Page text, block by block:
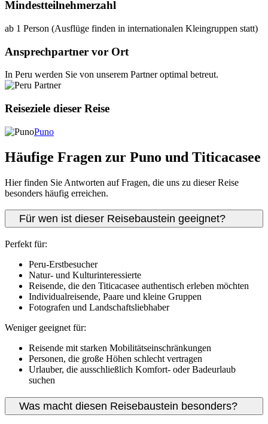
Mindestteilnehmerzahl
ab 1 Person (Ausflüge finden in internationalen Kleingruppen statt)
Ansprechpartner vor Ort
In Peru werden Sie von unserem Partner optimal betreut.
Reiseziele dieser Reise
Puno
Häufige Fragen zur Puno und Titicacasee
Hier finden Sie Antworten auf Fragen, die uns zu dieser Reise
besonders häufig erreichen.
Für wen ist dieser Reisebaustein geeignet?
Perfekt für:
Peru-Erstbesucher
Natur- und Kulturinteressierte
Reisende, die den Titicacasee authentisch erleben möchten
Individualreisende, Paare und kleine Gruppen
Fotografen und Landschaftsliebhaber
Weniger geeignet für:
Reisende mit starken Mobilitätseinschränkungen
Personen, die große Höhen schlecht vertragen
Urlauber, die ausschließlich Komfort- oder Badeurlaub
suchen
Was macht diesen Reisebaustein besonders?